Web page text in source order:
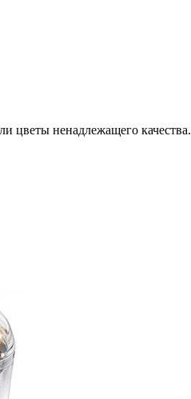
цветы ненадлежащего качества.